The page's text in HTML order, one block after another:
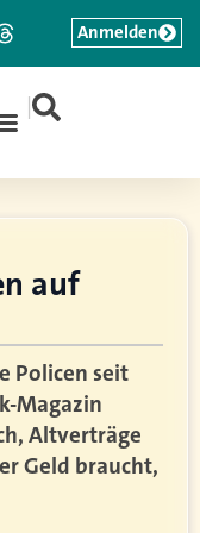
|
Anmelden
auf
Policen seit
Magazin
Altverträge
Geld braucht,